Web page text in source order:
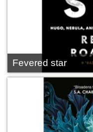
Fevered star